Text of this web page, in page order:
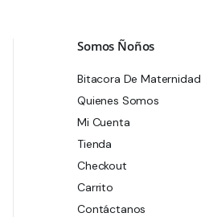
Somos Ñoños
Bitacora De Maternidad
Quienes Somos
Mi Cuenta
Tienda
Checkout
Carrito
Contáctanos